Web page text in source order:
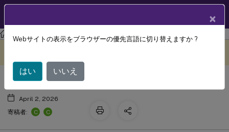
シトリックスクラウド
Citrix Cloud™ アカウントの作成
April 2, 2026
寄稿者:
C C
×
Webサイトの表示をブラウザーの優先言語に切り替えますか ?
はい いいえ